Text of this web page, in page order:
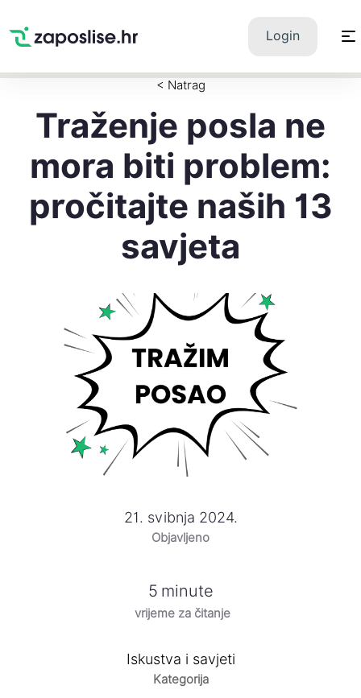
Login
< Natrag
Traženje posla ne
mora biti problem:
pročitajte naših 13
savjeta
21. svibnja 2024.
Objavljeno
vrijeme za čitanje
5 minute
Iskustva i savjeti
Kategorija
×
Swipe Match Chat
Google Play
PREUZMI